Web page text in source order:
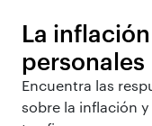
La
personales
Encuentra las
sobre la inflación